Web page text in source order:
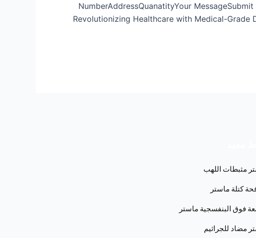
NumberAddressQuanatityYour
Revolutionizing Healthcare with Medical-
مثبطات اللهب
كتلة ماستر
فوق البنفسجية ماستر
مضاد للجراثيم